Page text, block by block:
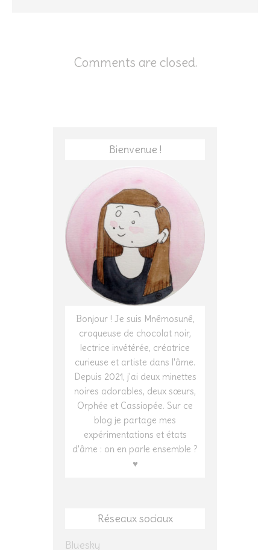
Comments are closed.
Bienvenue !
Bonjour ! Je suis Mnêmosunê,
croqueuse de chocolat noir,
lectrice invétérée, créatrice
curieuse et artiste dans l'âme.
Depuis 2021, j'ai deux minettes
noires adorables, deux sœurs,
Orphée et Cassiopée. Sur ce
blog je partage mes
expérimentations et états
d'âme : on en parle ensemble ?
♥
Réseaux sociaux
Bluesky